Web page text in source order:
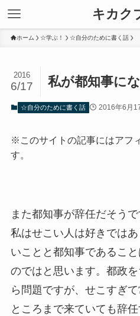
キカク
ホーム ☆学ぶ！ ☆自分のために書く話
私が都知事に
2016
6/17
☆自分のために書く話 2016年6月
※このサイトの記事にはアフ
す。
また都知事が辞任だそうで
私はせこい人は好きでは
いことと都知事であるこ
のではと思います。都政
ら問題ですが、せこすぎ
ところまで来ていても辞